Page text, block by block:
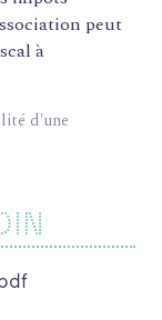
peut
à
d'une